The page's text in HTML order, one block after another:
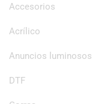
Accesorios
Acrílico
Anuncios luminosos
DTF